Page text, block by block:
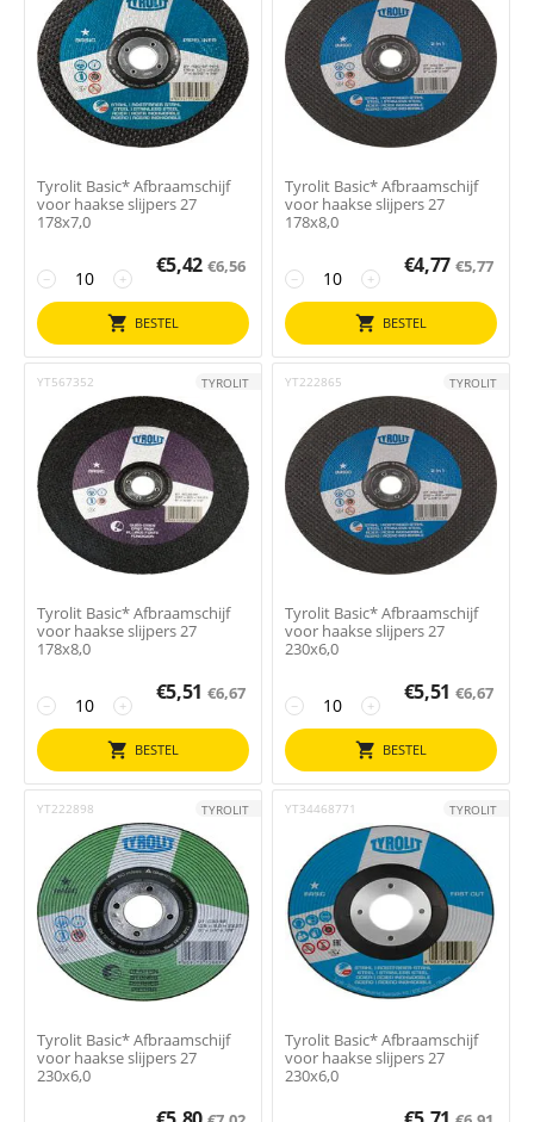
Tyrolit Basic* Afbraamschijf
voor haakse slijpers 27
178x7,0
+
−
€5,42 €6,56
BESTEL
Tyrolit Basic* Afbraamschijf
voor haakse slijpers 27
178x8,0
+
−
€4,77 €5,77
BESTEL
YT567352 TYROLIT
Tyrolit Basic* Afbraamschijf
voor haakse slijpers 27
178x8,0
+
−
€5,51 €6,67
BESTEL
YT222865 TYROLIT
Tyrolit Basic* Afbraamschijf
voor haakse slijpers 27
230x6,0
+
−
€5,51 €6,67
BESTEL
YT222898 TYROLIT
Tyrolit Basic* Afbraamschijf
voor haakse slijpers 27
230x6,0
YT34468771 TYROLIT
Tyrolit Basic* Afbraamschijf
voor haakse slijpers 27
230x6,0